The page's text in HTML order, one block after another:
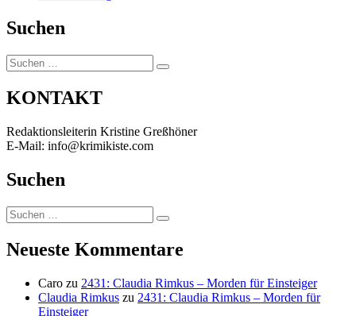
Suchen
Suchen
nach:
Suchen
KONTAKT
Redaktionsleiterin Kristine Greßhöner
E-Mail: info@krimikiste.com
Suchen
Suchen
nach:
Suchen
Neueste Kommentare
Caro zu 2431: Claudia Rimkus – Morden für Einsteiger
Claudia Rimkus zu 2431: Claudia Rimkus – Morden für
Einsteiger